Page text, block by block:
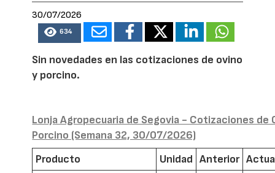
30/07/2026
634
Sin novedades en las cotizaciones de ovino
y porcino.
Lonja Agropecuaria de Segovia - Cotizaciones de
Porcino (Semana 32, 30/07/2026)
Producto
Unidad Anterior